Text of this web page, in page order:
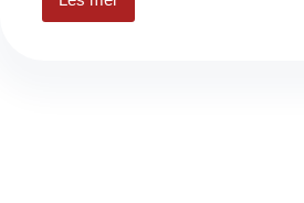
Den
perfekte